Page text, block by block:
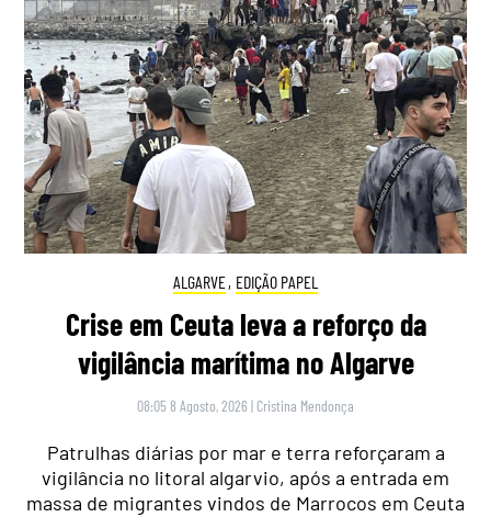
ALGARVE, EDIÇÃO PAPEL
Crise em Ceuta leva a reforço da
vigilância marítima no Algarve
08:05 8 Agosto, 2026 | Cristina Mendonça
Patrulhas diárias por mar e terra reforçaram a
vigilância no litoral algarvio, após a entrada em
massa de migrantes vindos de Marrocos em Ceuta